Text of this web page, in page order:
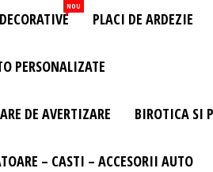
NOU
PLACI DE ARDEZIE
PERSONALIZATE
DE AVERTIZARE BIROTICA SI
– CASTI – ACCESORII AUTO